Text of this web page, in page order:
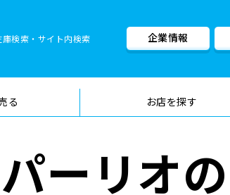
庫検索・サイト内検索 企業情報
る お店を探す
車検料金・メニュー
ーリオ